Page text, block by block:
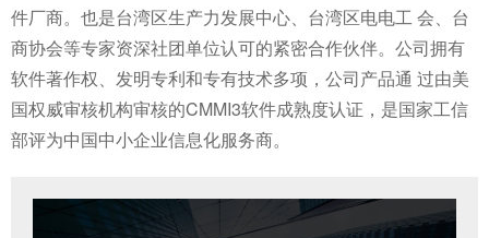
件厂商。也是台湾区生产力发展中心、台湾区电电工 会、台
商协会等专家资深社团单位认可的紧密合作伙伴。公司拥有
软件著作权、发明专利和专有技术多项，公司产品通 过由美
国权威审核机构审核的CMMI3软件成熟度认证，是国家工信
部评为中国中小企业信息化服务商。